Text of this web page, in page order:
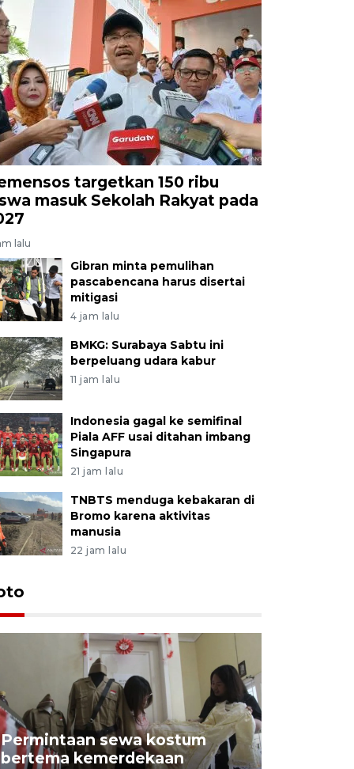
Sekolah Rakyat berstandar Internasional
orang tersebut telah mencapai 78 persen dan
ANTARA Jatim/Budi Candra Setya/mas.
targetkan 150 ribu
masuk Sekolah Rakyat pada
lalu
Gibran minta pemulihan
pascabencana harus disertai
mitigasi
4 jam lalu
BMKG: Surabaya Sabtu ini
berpeluang udara kabur
11 jam lalu
Indonesia gagal ke semifinal
Piala AFF usai ditahan imbang
Singapura
21 jam lalu
TNBTS menduga kebakaran di
Bromo karena aktivitas
manusia
22 jam lalu
Permintaan sewa kostum
bertema kemerdekaan